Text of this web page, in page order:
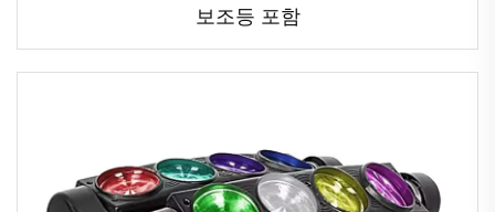
보조등 포함